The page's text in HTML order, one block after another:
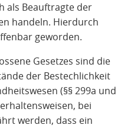
als Beauftragte der
handeln. Hierdurch
geworden.
Gesetzes sind die
der Bestechlichkeit
(§§ 299a und
bei
werden, dass ein